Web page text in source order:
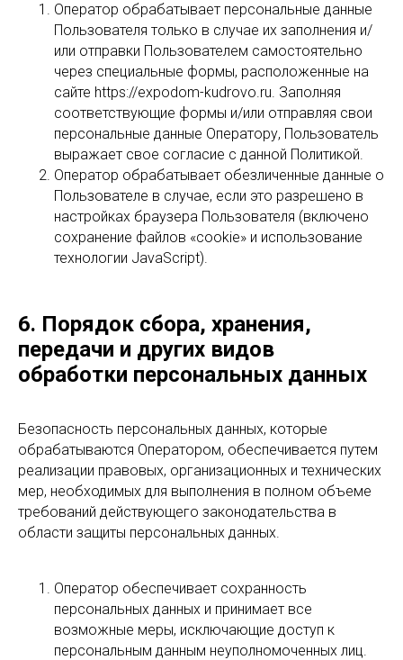
Оператор обрабатывает персональные данные
Пользователя только в случае их заполнения и/
или отправки Пользователем самостоятельно
через специальные формы, расположенные на
сайте https://expodom-kudrovo.ru. Заполняя
соответствующие формы и/или отправляя свои
персональные данные Оператору, Пользователь
выражает свое согласие с данной Политикой.
Оператор обрабатывает обезличенные данные о
Пользователе в случае, если это разрешено в
настройках браузера Пользователя (включено
сохранение файлов «cookie» и использование
технологии JavaScript).
6. Порядок сбора, хранения,
передачи и других видов
обработки персональных данных
Безопасность персональных данных, которые
обрабатываются Оператором, обеспечивается путем
реализации правовых, организационных и технических
мер, необходимых для выполнения в полном объеме
требований действующего законодательства в
области защиты персональных данных.
Оператор обеспечивает сохранность
персональных данных и принимает все
возможные меры, исключающие доступ к
персональным данным неуполномоченных лиц.